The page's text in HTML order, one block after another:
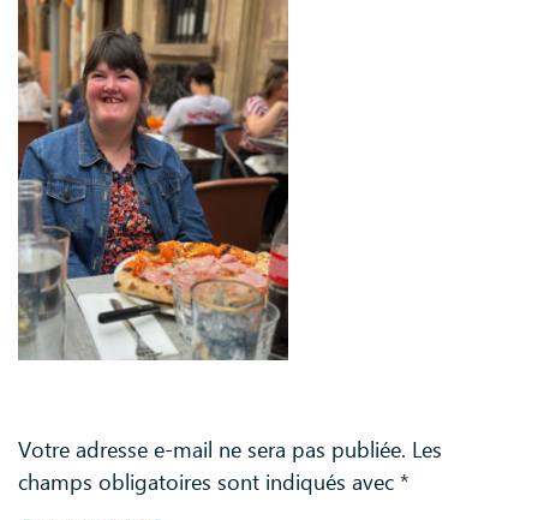
Votre adresse e-mail ne sera pas publiée. Les
champs obligatoires sont indiqués avec *